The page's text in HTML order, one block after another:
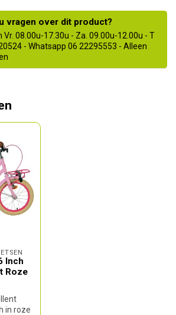
vragen over dit product?
Vr. 08.00u-17.30u - Za. 09.00u-12.00u - T
- Whatsapp 06 22295553 - Alleen
Inch
Roze
in roze